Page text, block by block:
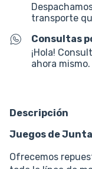
transporte
Consultas
¡Hola!
ahora mismo.
Descripción
Juegos de
Ofrecemos